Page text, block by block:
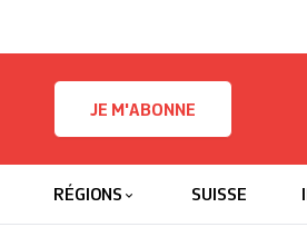
JE M'ABONNE
RÉGIONS SUISSE